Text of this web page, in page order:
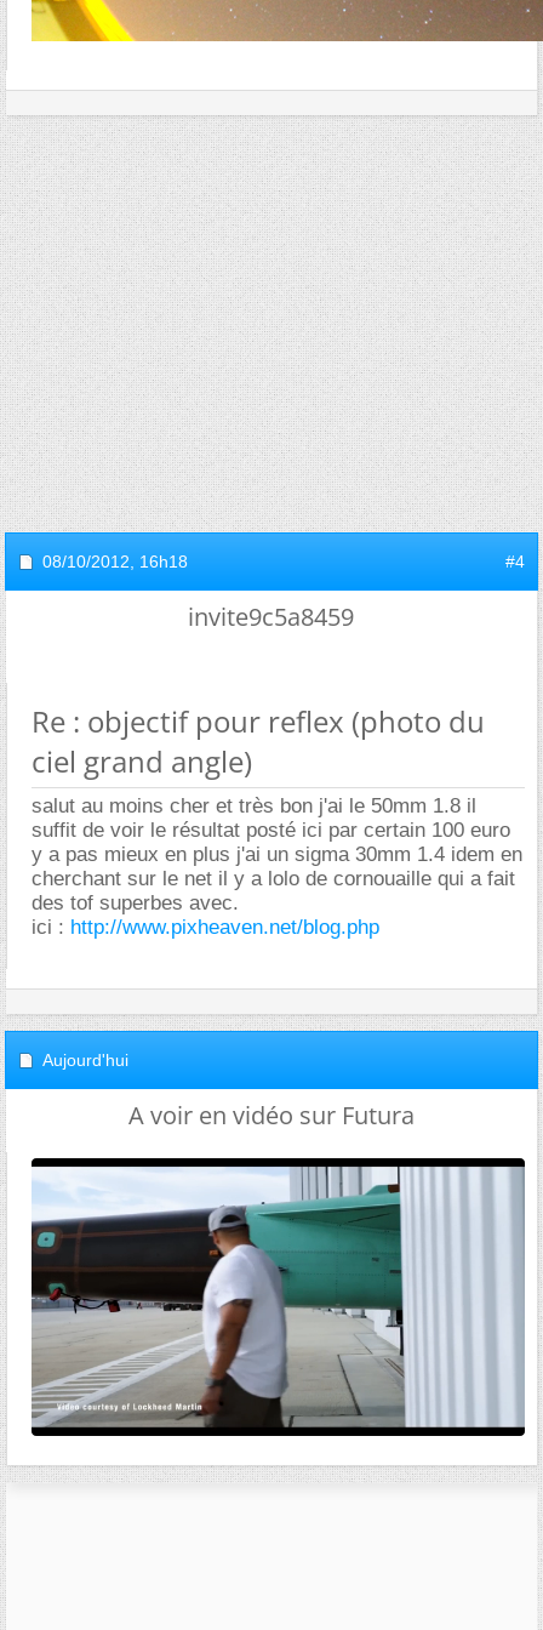
08/10/2012, 16h18 #4
invite9c5a8459
Re : objectif pour reflex (photo du
ciel grand angle)
salut au moins cher et très bon j'ai le 50mm 1.8 il
suffit de voir le résultat posté ici par certain 100 euro
y a pas mieux en plus j'ai un sigma 30mm 1.4 idem en
cherchant sur le net il y a lolo de cornouaille qui a fait
des tof superbes avec.
ici : http://www.pixheaven.net/blog.php
Aujourd'hui
A voir en vidéo sur Futura